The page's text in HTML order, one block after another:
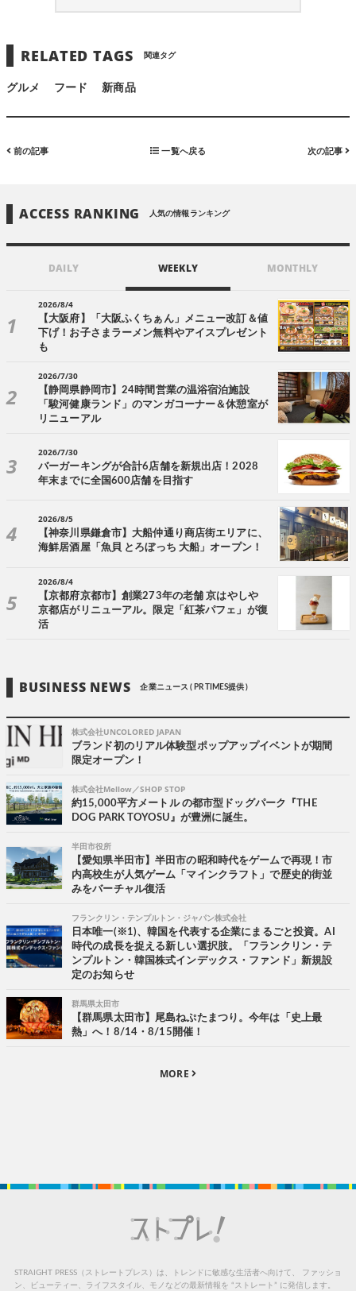
RELATED TAGS 関連タグ
グルメ フード 新商品
前の記事 一覧へ戻る 次の記事
ACCESS RANKING 人気の情報ランキング
DAILY WEEKLY MONTHLY
2026/8/4
【大阪府】「大阪ふくちぁん」メニュー改訂＆値
下げ！お子さまラーメン無料やアイスプレゼント
も
2026/7/30
【静岡県静岡市】24時間営業の温浴宿泊施設
「駿河健康ランド」のマンガコーナー＆休憩室が
リニューアル
2026/7/30
バーガーキングが合計6店舗を新規出店！2028
年末までに全国600店舗を目指す
2026/8/5
【神奈川県鎌倉市】大船仲通り商店街エリアに、
海鮮居酒屋「魚貝 とろぼっち 大船」オープン！
2026/8/4
【京都府京都市】創業273年の老舗 京はやしや
京都店がリニューアル。限定「紅茶パフェ」が復
活
BUSINESS NEWS 企業ニュース ( PR TIMES提供 )
株式会社UNCOLORED JAPAN
ブランド初のリアル体験型ポップアップイベントが期間
限定オープン！
株式会社Mellow／SHOP STOP
約15,000平方メートル の都市型ドッグパーク『THE
DOG PARK TOYOSU』が豊洲に誕生。
半田市役所
【愛知県半田市】半田市の昭和時代をゲームで再現！市
内高校生が人気ゲーム「マインクラフト」で歴史的街並
みをバーチャル復活
フランクリン・テンプルトン・ジャパン株式会社
日本唯一(※1)、韓国を代表する企業にまるごと投資。AI
時代の成長を捉える新しい選択肢。「フランクリン・テ
ンプルトン・韓国株式インデックス・ファンド」新規設
定のお知らせ
群馬県太田市
【群馬県太田市】尾島ねぷたまつり。今年は「史上最
熱」へ！8/14・8/15開催！
MORE
STRAIGHT PRESS（ストレートプレス）は、トレンドに敏感な生活者へ向けて、
ファッショ
ン、ビューティー、ライフスタイル、モノなどの最新情報を “ストレート” に発信します。